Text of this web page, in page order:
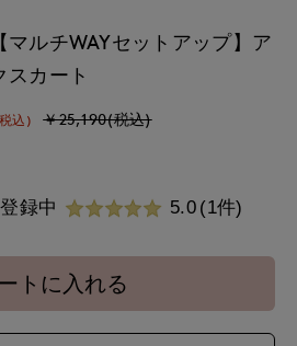
マルチWAYセットアップ】ア
スカート
込) ￥25,190(税込)
録中 5.0 (1件)
トに入れる